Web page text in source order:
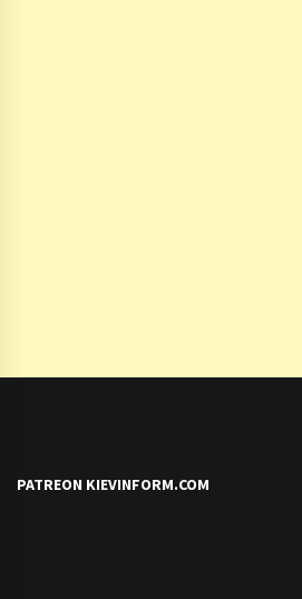
PATREON KIEVINFORM.COM